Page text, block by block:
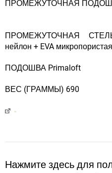
ПРОМЕЖУТОЧНАЯ
ПРОМЕЖУТОЧНАЯ
нейлон + EVA
ПОДОШВА Primaloft
ВЕС (ГРАММЫ) 690
Нажмите здесь для